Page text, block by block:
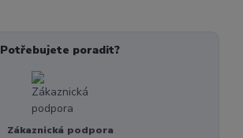
Potřebujete poradit?
Zákaznická podpora